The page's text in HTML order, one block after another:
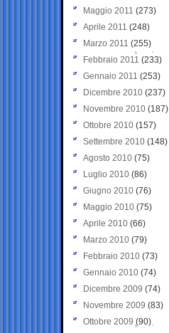
Maggio 2011 (273)
Aprile 2011 (248)
Marzo 2011 (255)
Febbraio 2011 (233)
Gennaio 2011 (253)
Dicembre 2010 (237)
Novembre 2010 (187)
Ottobre 2010 (157)
Settembre 2010 (148)
Agosto 2010 (75)
Luglio 2010 (86)
Giugno 2010 (76)
Maggio 2010 (75)
Aprile 2010 (66)
Marzo 2010 (79)
Febbraio 2010 (73)
Gennaio 2010 (74)
Dicembre 2009 (74)
Novembre 2009 (83)
Ottobre 2009 (90)